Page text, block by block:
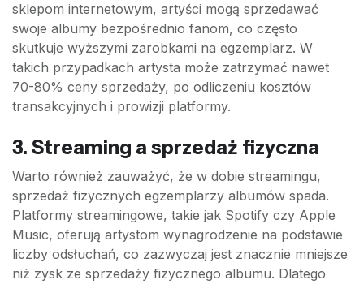
sklepom internetowym, artyści mogą sprzedawać
swoje albumy bezpośrednio fanom, co często
skutkuje wyższymi zarobkami na egzemplarz. W
takich przypadkach artysta może zatrzymać nawet
70-80% ceny sprzedaży, po odliczeniu kosztów
transakcyjnych i prowizji platformy.
3. Streaming a sprzedaż fizyczna
Warto również zauważyć, że w dobie streamingu,
sprzedaż fizycznych egzemplarzy albumów spada.
Platformy streamingowe, takie jak Spotify czy Apple
Music, oferują artystom wynagrodzenie na podstawie
liczby odsłuchań, co zazwyczaj jest znacznie mniejsze
niż zysk ze sprzedaży fizycznego albumu. Dlatego